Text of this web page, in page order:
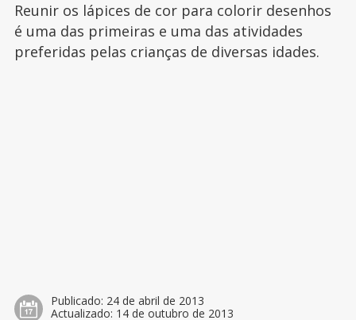
Reunir os lápices de cor para colorir desenhos
é uma das primeiras e uma das atividades
preferidas pelas crianças de diversas idades.
Publicado: 24 de abril de 2013
Actualizado: 14 de outubro de 2013